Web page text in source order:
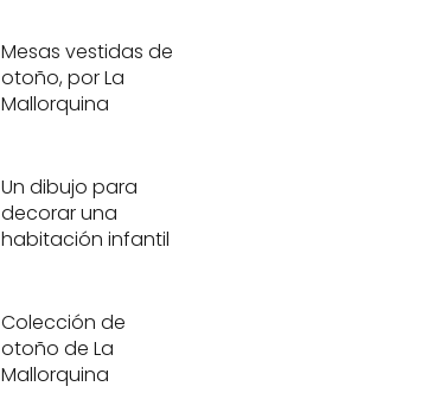
Mesas vestidas de
otoño, por La
Mallorquina
Un dibujo para
decorar una
habitación infantil
Colección de
otoño de La
Mallorquina